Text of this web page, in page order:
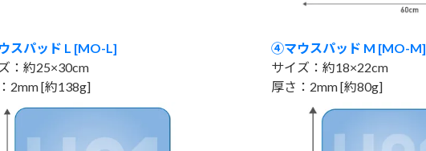
スパッド L [MO-L]
：約25×30cm
2mm [約138g]
④マウスパッド M [MO-M]
サイズ：約18×22cm
厚さ：2mm [約80g]